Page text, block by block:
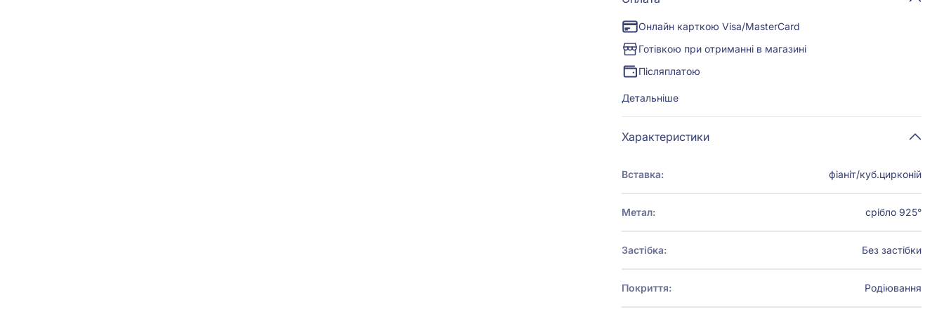
Онлайн карткою Visa/MasterCard
Готівкою при отриманні в магазині
Післяплатою
Детальніше
Характеристики
Вставка: фіаніт/куб.цирконій
Метал: срібло 925°
Застібка: Без застібки
Покриття: Родіювання